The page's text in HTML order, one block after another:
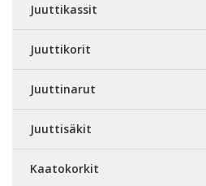
Juuttikassit
Juuttikorit
Juuttinarut
Juuttisäkit
Kaatokorkit